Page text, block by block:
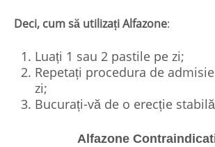
Deci, cum să utilizați Alfazone:
Luați 1 sau 2 pastile pe zi;
Repetați procedura de
zi;
Bucurați-vă de o erecție
Alfazone